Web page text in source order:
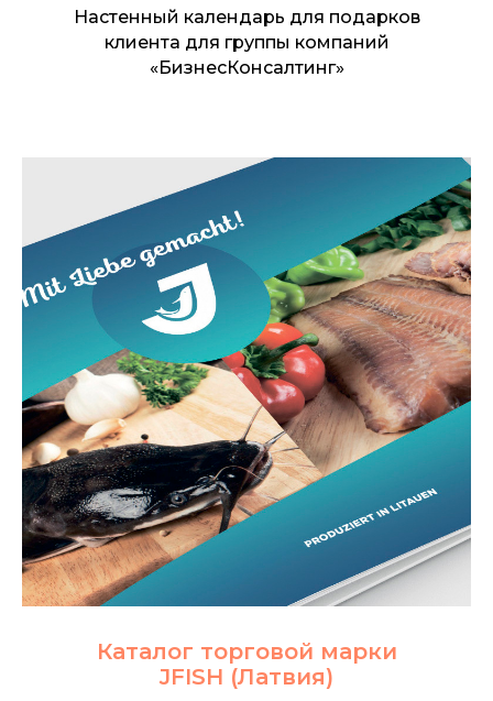
Настенный календарь для подарков
клиента для группы компаний
«БизнесКонсалтинг»
Каталог торговой марки
JFISH (Латвия)